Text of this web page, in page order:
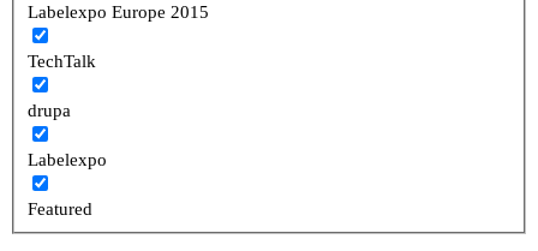
Labelexpo Europe 2015
TechTalk
drupa
Labelexpo
Featured